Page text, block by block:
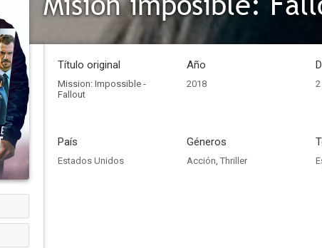
Título original
Mission: Impossible -
Fallout
Año
2018
País
Estados Unidos
Géneros
Acción, Thriller